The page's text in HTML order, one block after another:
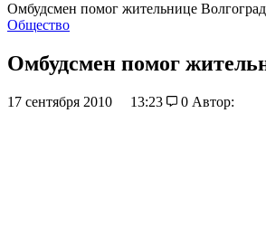
Омбудсмен помог жительнице
Общество
Омбудсмен помог
17 сентября 2010 13:23 0 Автор: